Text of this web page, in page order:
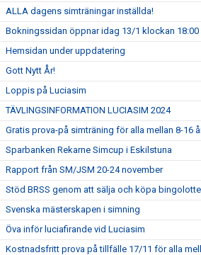
ALLA dagens simträningar inställda!
Bokningssidan öppnar idag 13/1 klockan 18:00
Hemsidan under uppdatering
Gott Nytt År!
Loppis på Luciasim
TÄVLINGSINFORMATION LUCIASIM 2024
Gratis prova-på simträning för alla mellan 8-16
Sparbanken Rekarne Simcup i Eskilstuna
Rapport från SM/JSM 20-24 november
Stöd BRSS genom att sälja och köpa
Svenska mästerskapen i simning
Öva inför luciafirande vid Luciasim
Kostnadsfritt prova på tillfälle 17/11 för alla